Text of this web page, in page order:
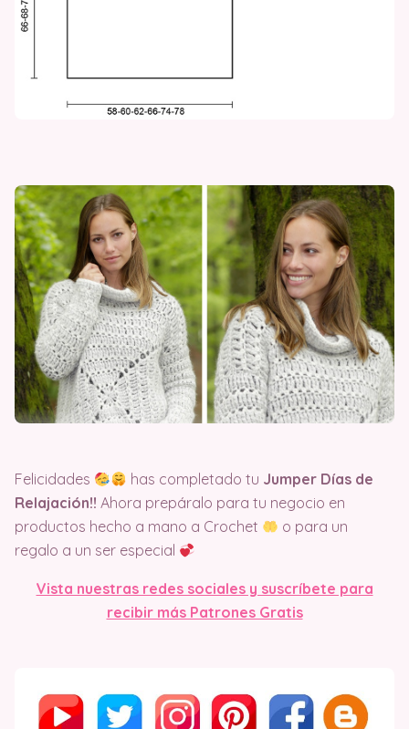
Felicidades has completado tu Jumper Días de
Relajación!! Ahora prepáralo para tu negocio en
productos hecho a mano a Crochet
o para un
regalo a un ser especial
Vista nuestras redes sociales y suscríbete para
recibir más Patrones Gratis